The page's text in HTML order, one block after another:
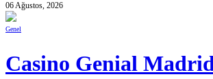
06 Ağustos, 2026
Genel
Casino Genial